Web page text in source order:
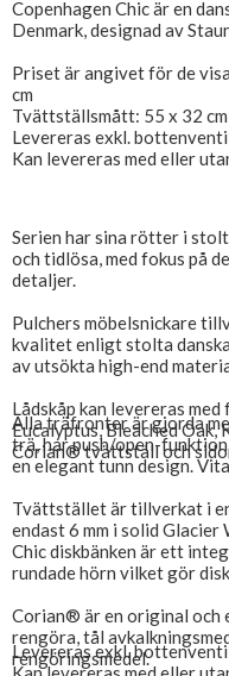
Copenhagen Chic är en
Denmark, designad av
Priset är angivet för de
cm
Tvättställsmått: 55 x 32
Levereras exkl.
Kan levereras med eller
Serien har sina rötter i
och tidlösa, med fokus på
detaljer.
Pulchers möbelsnickare
kvalitet enligt stolta
av utsökta high-end
Lådskåp kan levereras
Eucalyptus, Bleached Oak,
Corian® tvättställ och
Alla träfronter är gjorda
trä, har push/open-
en elegant tunn design.
Tvättstället är tillverkat i
endast 6 mm i solid
Chic diskbänken är ett
rundade hörn vilket gör
Corian® är en original
rengöra, tål
rengöringsmedel.
Levereras exkl.